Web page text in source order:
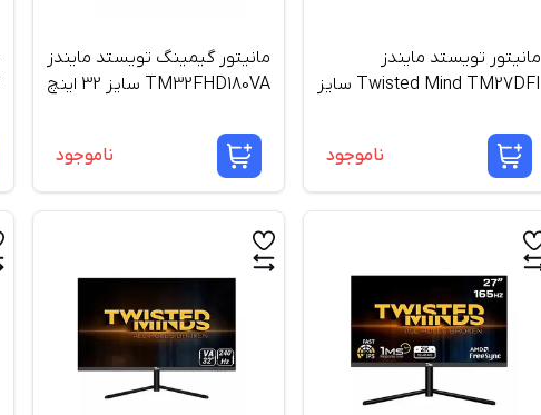
مانیتور تویستد مایندز
Twisted Mind TM27DFI سایز
ناموجود
مانیتور گیمینگ تویستد مایندز
TM32FHD180VA سایز 32 اینچ
ناموجود